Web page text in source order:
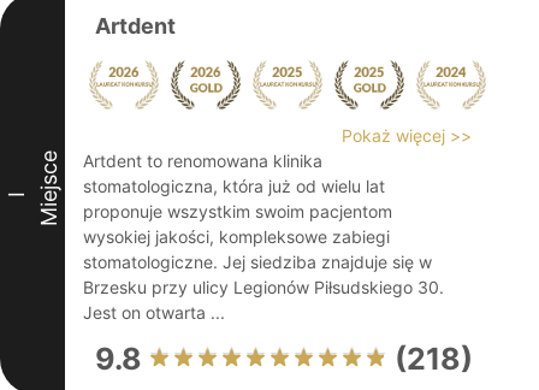
I Miejsce
Artdent
Pokaż więcej >>
Artdent to renomowana klinika
stomatologiczna, która już od wielu lat
proponuje wszystkim swoim pacjentom
wysokiej jakości, kompleksowe zabiegi
stomatologiczne. Jej siedziba znajduje się w
Brzesku przy ulicy Legionów Piłsudskiego 30.
Jest on otwarta ...
9.8 (218)